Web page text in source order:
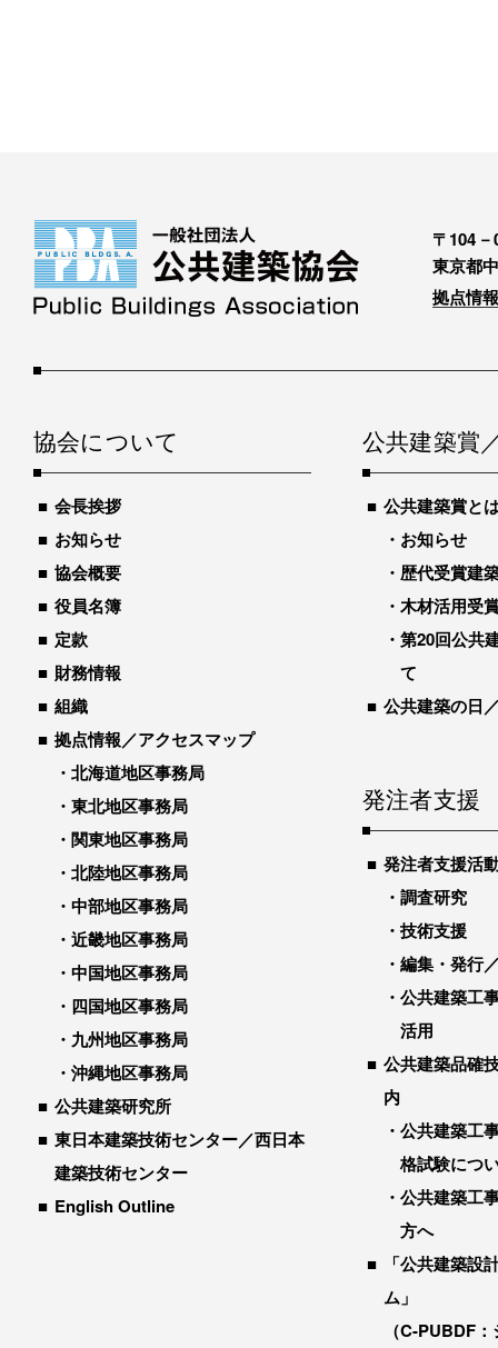
〒104－
東京都
拠点情
協会について
会長挨拶
お知らせ
協会概要
役員名簿
定款
財務情報
組織
拠点情報／アクセスマップ
北海道地区事務局
東北地区事務局
関東地区事務局
北陸地区事務局
中部地区事務局
近畿地区事務局
中国地区事務局
四国地区事務局
九州地区事務局
沖縄地区事務局
公共建築研究所
東日本建築技術センター／西日本
建築技術センター
English Outline
公共建築賞
公共建築賞と
お知らせ
歴代受賞建
木材活用受
第20回公共
て
公共建築の日
発注者支援
発注者支援活
調査研究
技術支援
編集・発行
公共建築工
活用
公共建築品確
内
公共建築工
格試験につ
公共建築工
方へ
「公共建築設
ム」
（C-PUBDF